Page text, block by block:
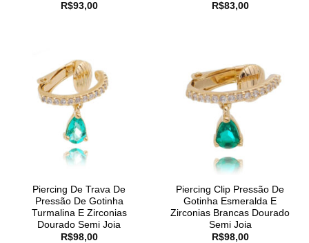
R$93,00
R$83,00
Piercing De Trava De
Pressão De Gotinha
Turmalina E Zirconias
Dourado Semi Joia
R$98,00
Piercing Clip Pressão De
Gotinha Esmeralda E
Zirconias Brancas Dourado
Semi Joia
R$98,00